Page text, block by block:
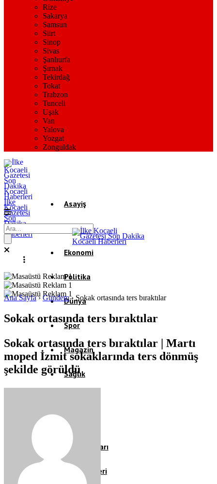
Rize
Sakarya
Samsun
Siirt
Sinop
Sivas
Şanlıurfa
Şırnak
Tekirdağ
Tokat
Trabzon
Tunceli
Uşak
Van
Yalova
Yozgat
Zonguldak
İlke
Kocaeli
Gazetesi
Son
Dakika
Kocaeli
Haberleri
Asayiş
Gündem
Ekonomi
Politika
Dünya
Spor
Magazin
Sağlık
Teknoloji
Köşe Yazıları
Video Galeri
Ana Sayfa› Gündem› Sokak ortasında ters bıraktılar
Sokak ortasında ters bıraktılar
Sokak ortasında ters bıraktılar | Martı
moped İzmit sokaklarında ters dönmüş
şekilde görüldü